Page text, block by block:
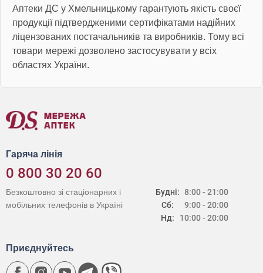
Аптеки ДС у Хмельницькому гарантують якість своєї
продукції підтвердженими сертифікатами надійних
ліцензованих постачальників та виробників. Тому всі
товари мережі дозволено застосувувати у всіх
областях України.
Гаряча лінія
0 800 30 20 60
Будні:
Сб:
Нд:
8:00 - 21:00
9:00 - 20:00
10:00 - 20:00
Безкоштовно зі стаціонарних і
мобільних телефонів в Україні
Приєднуйтесь